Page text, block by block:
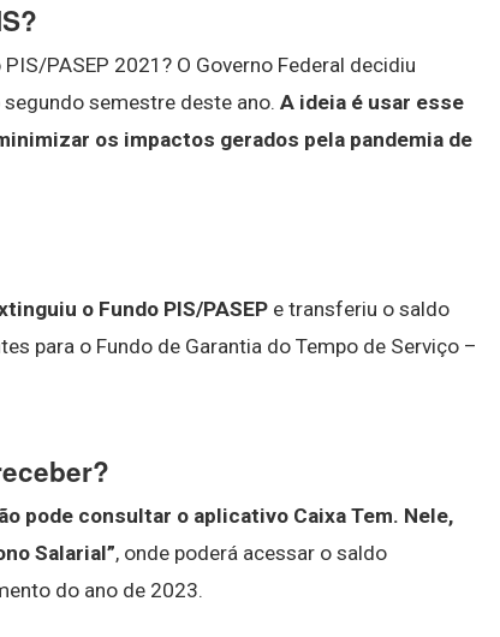
PASEP 2021? O Governo Federal decidiu
semestre deste ano. A ideia é usar esse
os impactos gerados pela pandemia de
o Fundo PIS/PASEP e transferiu o saldo
para o Fundo de Garantia do Tempo de Serviço –
pode consultar o aplicativo Caixa Tem. Nele,
Salarial”, onde poderá acessar o saldo
do ano de 2023.